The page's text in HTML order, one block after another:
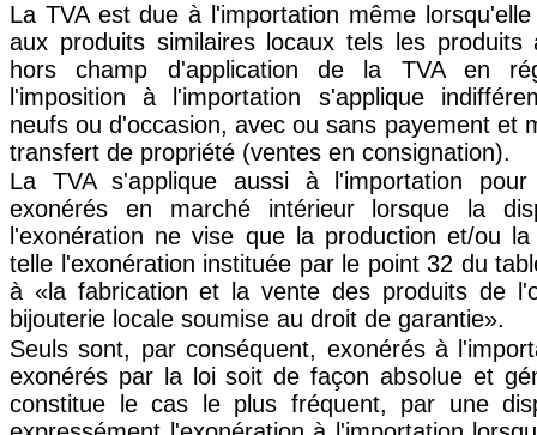
La TVA est due à l'importation même
aux produits similaires locaux tels les produits
hors champ d'application de la TVA en
l'imposition à l'importation s'applique
neufs ou d'occasion, avec ou sans payement et
transfert de propriété (ventes en consignation).
La TVA s'applique aussi à l'importation pour
exonérés en marché intérieur lorsque la
l'exonération ne vise que la production et/ou
telle l'exonération instituée par le point 32 du
à «la fabrication et la vente des produits de
bijouterie locale soumise au droit de garantie».
Seuls sont, par conséquent, exonérés à
exonérés par la loi soit de façon absolue et
constitue le cas le plus fréquent, par une